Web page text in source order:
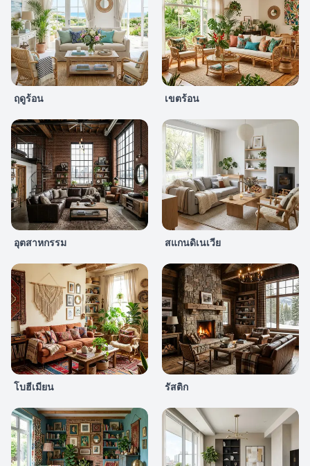
ฤดูร้อน เขตร้อน
อุตสาหกรรม สแกนดิเนเวีย
โบฮีเมียน รัสติก